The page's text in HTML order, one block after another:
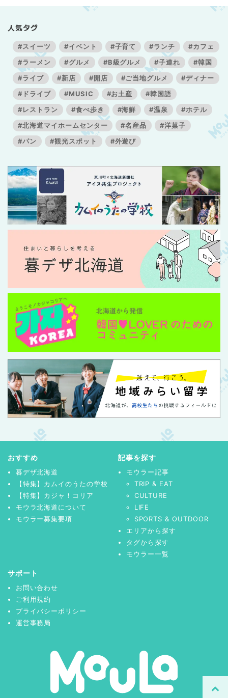
人気タグ
#スイーツ #イベント #子育て #ランチ
#カフェ
#ラーメン
#グルメ #B級グルメ #子連れ
#韓国
#ライブ
#新店 #開店 #ご当地グルメ
#ディナー
#ドライブ
#MUSIC #お土産
#韓国語
#レストラン
#食べ歩き #海鮮 #温泉
#ホテル
#北海道マイホームセンター
#名産品
#洋菓子
#パン
#観光スポット #外遊び
おすすめ
暮デザ北海道
【特集】カムイのうたの学校
【特集】カジャ！コリア
モウラ北海道について
モウラー募集要項
記事を探す
モウラー記事
TRIP & EAT
CULTURE
LIFE
SPORTS & OUTDOOR
エリアから探す
タグから探す
モウラー一覧
サポート
お問い合わせ
ご利用規約
プライバシーポリシー
運営事務局